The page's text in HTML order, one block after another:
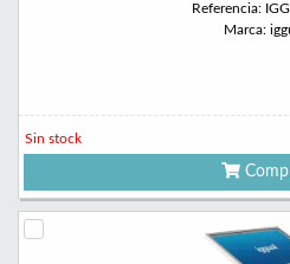
Referencia:
Marca:
Sin stock